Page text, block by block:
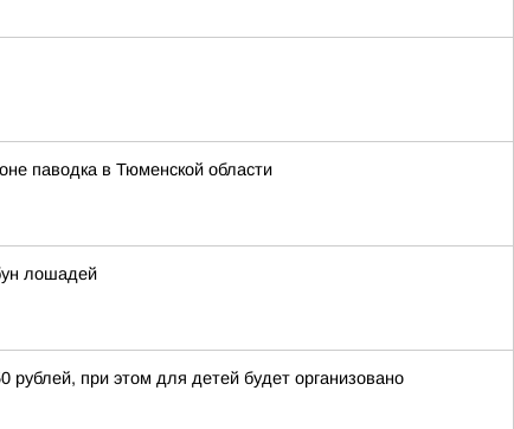
паводка в Тюменской области
лошадей
рублей, при этом для детей будет организовано